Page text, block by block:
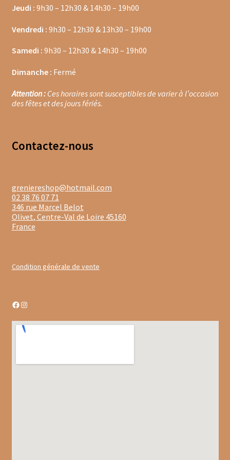
Sels
Moulins à sel
Boissons sans alcools
Sirops
Gourmandises salées
Biscuits de chambord
Insectes comestibles
Jeudi : 9h30 – 12h30 & 14h30 – 19h00
Vendredi : 9h30 – 12h30 & 13h30 – 19h00
Samedi : 9h30 – 12h30 & 14h30 – 19h00
Dimanche : Fermé
Attention :Ces horaires sont susceptibles de varier à l’occasion
des fêtes et des jours fériés.
Contactez-nous
greniereshop@hotmail.com
02 38 76 07 71
346 rue Marcel Belot
Olivet, Centre-Val de Loire 45160
France
Condition générale de vente
Facebook
Instagram